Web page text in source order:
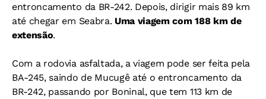
entroncamento da BR-242. Depois, dirigir mais 89 km
até chegar em Seabra. Uma viagem com 188 km de
extensão.
Com a rodovia asfaltada, a viagem pode ser feita pela
BA-245, saindo de Mucugê até o entroncamento da
BR-242, passando por Boninal, que tem 113 km de